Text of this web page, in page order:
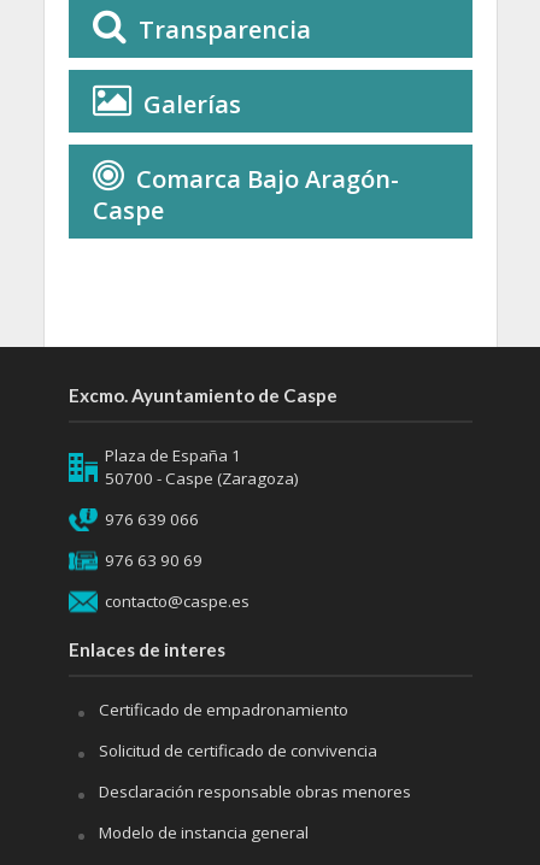
Transparencia
Galerías
Comarca Bajo Aragón-
Caspe
Excmo. Ayuntamiento de Caspe
Plaza de España 1
50700 - Caspe (Zaragoza)
976 639 066
976 63 90 69
contacto@caspe.es
Enlaces de interes
Certificado de empadronamiento
Solicitud de certificado de convivencia
Desclaración responsable obras menores
Modelo de instancia general